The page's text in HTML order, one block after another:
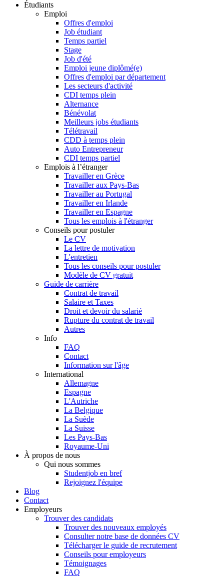
Étudiants
Emploi
Offres d'emploi
Job étudiant
Temps partiel
Stage
Job d'été
Emploi jeune diplômé(e)
Offres d'emploi par département
Les secteurs d'activité
CDI temps plein
Alternance
Bénévolat
Meilleurs jobs étudiants
Télétravail
CDD à temps plein
Auto Entrepreneur
CDI temps partiel
Emplois à l’étranger
Travailler en Grèce
Travailler aux Pays-Bas
Travailler au Portugal
Travailler en Irlande
Travailler en Espagne
Tous les emplois à l'étranger
Conseils pour postuler
Le CV
La lettre de motivation
L'entretien
Tous les conseils pour postuler
Modèle de CV gratuit
Guide de carrière
Contrat de travail
Salaire et Taxes
Droit et devoir du salarié
Rupture du contrat de travail
Autres
Info
FAQ
Contact
Information sur l'âge
International
Allemagne
Espagne
L'Autriche
La Belgique
La Suède
La Suisse
Les Pays-Bas
Royaume-Uni
À propos de nous
Qui nous sommes
Studentjob en bref
Rejoignez l'équipe
Blog
Contact
Employeurs
Trouver des candidats
Trouver des nouveaux employés
Consulter notre base de données CV
Télécharger le guide de recrutement
Conseils pour employeurs
Témoignages
FAQ